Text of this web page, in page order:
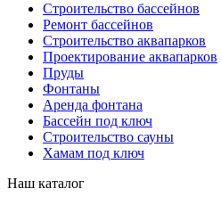
Строительство бассейнов
Ремонт бассейнов
Строительство аквапарков
Проектирование аквапарков
Пруды
Фонтаны
Аренда фонтана
Бассейн под ключ
Строительство сауны
Хамам под ключ
Наш каталог